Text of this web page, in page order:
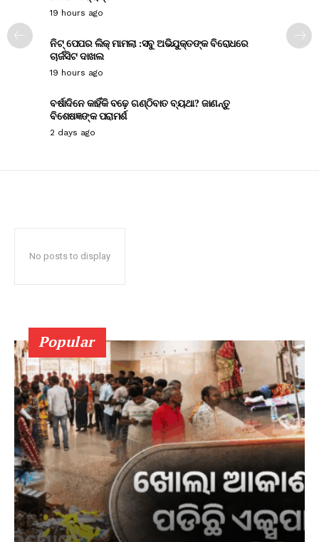
19 hours ago
ନିଟ୍ ପେପର ଲିକ୍ ମାମଲା :ସବୁ ଅଭିଯୁକ୍ତଙ୍କ ବିରୋଧରେ
ଚାର୍ଜସିଟ ଦାଖଲ
19 hours ago
ବର୍ଷାଦିନେ କାହିଁକି ବଢ଼େ ଗଣ୍ଠିବାତ ବ୍ୟଥା? ଜାଣନ୍ତୁ
ବିଶେଷଜ୍ଞଙ୍କ ପରାମର୍ଶ
2 days ago
No posts to display
Popular